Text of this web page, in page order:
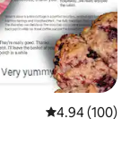
レビュー100
4.94 (100)